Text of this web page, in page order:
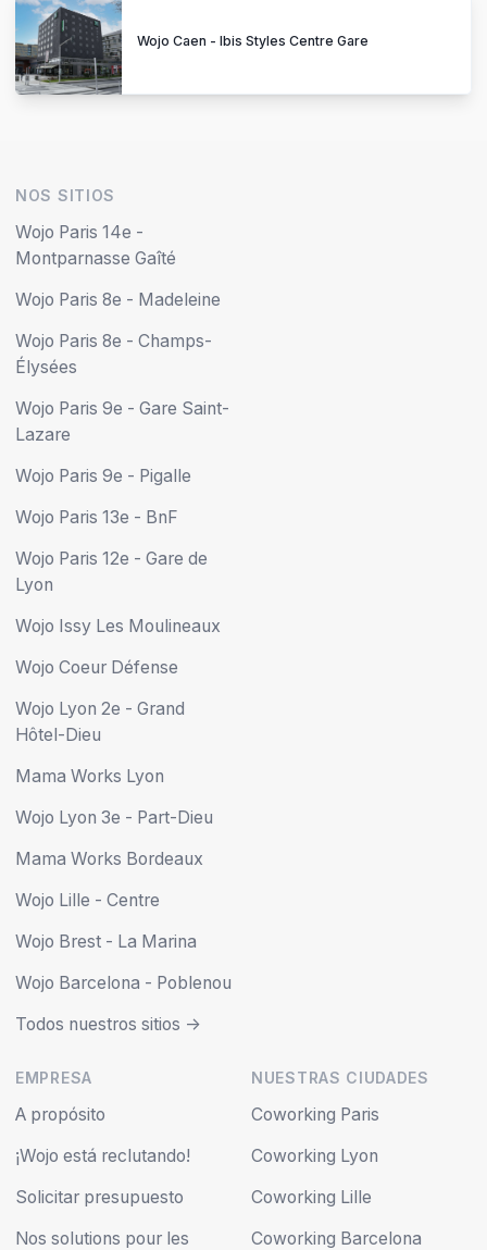
Wojo Caen - Ibis Styles Centre Gare
NOS SITIOS
Wojo Paris 14e -
Montparnasse Gaîté
Wojo Paris 8e - Madeleine
Wojo Paris 8e - Champs-
Élysées
Wojo Paris 9e - Gare Saint-
Lazare
Wojo Paris 9e - Pigalle
Wojo Paris 13e - BnF
Wojo Paris 12e - Gare de
Lyon
Wojo Issy Les Moulineaux
Wojo Coeur Défense
Wojo Lyon 2e - Grand
Hôtel-Dieu
Mama Works Lyon
Wojo Lyon 3e - Part-Dieu
Mama Works Bordeaux
Wojo Lille - Centre
Wojo Brest - La Marina
Wojo Barcelona - Poblenou
Todos nuestros sitios ->
EMPRESA
A propósito
¡Wojo está reclutando!
Solicitar presupuesto
Nos solutions pour les
NUESTRAS CIUDADES
Coworking Paris
Coworking Lyon
Coworking Lille
Coworking Barcelona